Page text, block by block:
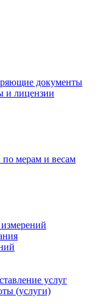
документы
и лицензии
мерам и весам
услуг
(услуги)